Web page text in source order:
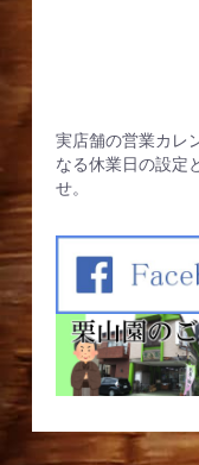
実店舗の営業カレ
なる休業日の設定
せ。